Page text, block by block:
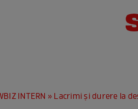
INTERN » Lacrimi și durere la despărțirea de Andrei